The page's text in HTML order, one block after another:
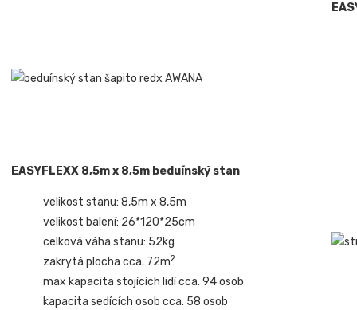
EASYFLEXX 8,5m x 8,5m beduínský stan
velikost stanu: 8,5m x 8,5m
velikost balení: 26*120*25cm
celková váha stanu: 52kg
zakrytá plocha cca. 72m2
max kapacita stojících lidí cca. 94 osob
kapacita sedících osob cca. 58 osob